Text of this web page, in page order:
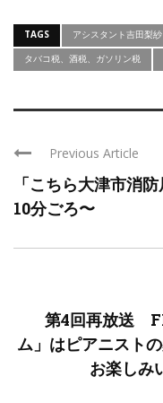
TAGS アシスタント吉田梨紗
タバコ税、酒税、ガソリン税
Previous Article
「こちら大津市消
10分ごろ〜
第4回再放送
ム」はピアニスト
お楽しみ